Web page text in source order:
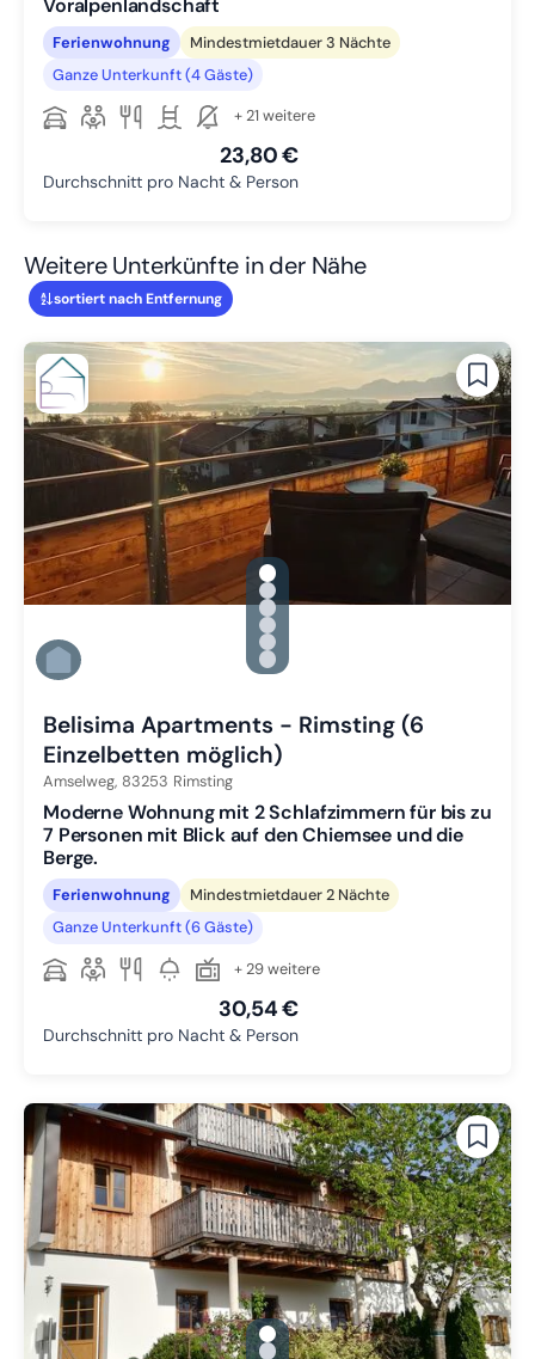
Voralpenlandschaft
Ferienwohnung
Mindestmietdauer 3 Nächte
Ganze Unterkunft (4 Gäste)
+ 21 weitere
23,80 €
Durchschnitt pro Nacht & Person
Weitere Unterkünfte in der Nähe
sortiert nach Entfernung
gallery.slide_selector
Zu Slide 1 wechseln
Zu Slide 2 wechseln
Zu Slide 3 wechseln
Zu Slide 4 wechseln
Zu Slide 5 wechseln
Zu Slide 6 wechseln
Belisima Apartments - Rimsting (6
Einzelbetten möglich)
Amselweg, 83253 Rimsting
Moderne Wohnung mit 2 Schlafzimmern für bis zu
7 Personen mit Blick auf den Chiemsee und die
Berge.
Ferienwohnung
Mindestmietdauer 2 Nächte
Ganze Unterkunft (6 Gäste)
+ 29 weitere
30,54 €
Durchschnitt pro Nacht & Person
gallery.slide_selector
Zu Slide 1 wechseln